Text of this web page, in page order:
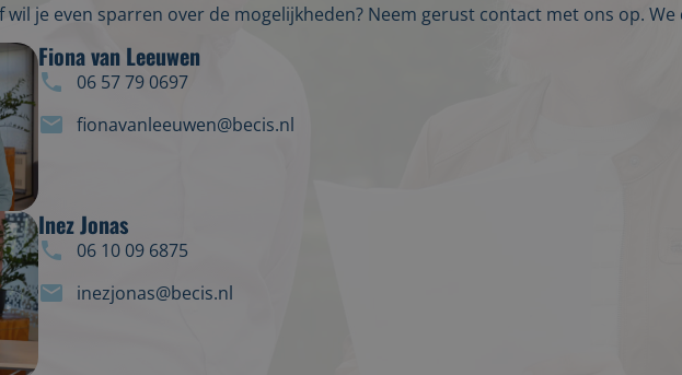
wil je even sparren over de mogelijkheden? Neem gerust contact met ons op.
Fiona van Leeuwen
06 57 79 0697
fionavanleeuwen@becis.nl
Inez Jonas
06 10 09 6875
inezjonas@becis.nl